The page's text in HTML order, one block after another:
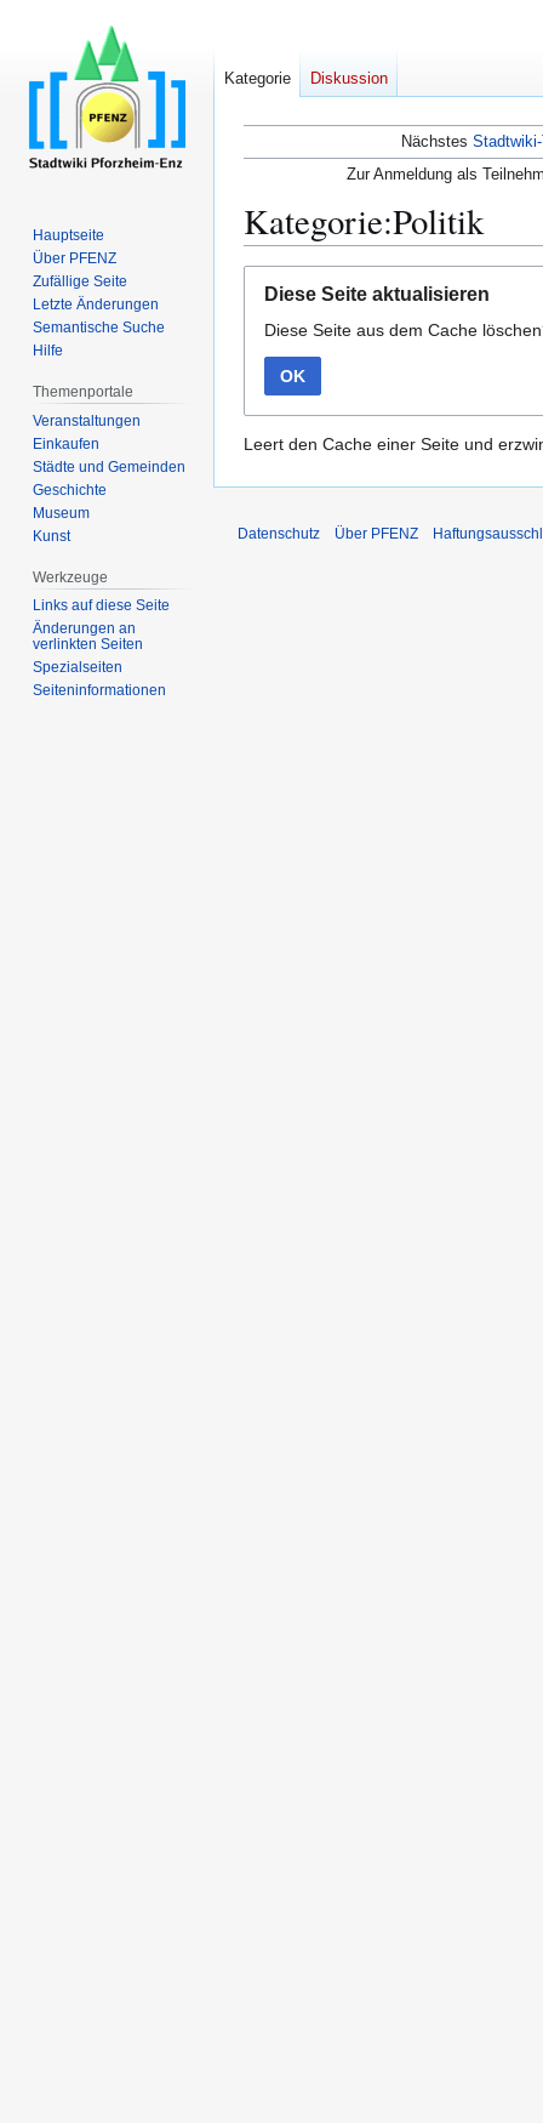
Nächstes
Zur Anmeldung als
Kategorie:Politik
Navigation
springen
Suche
springen
Diese Seite aktualisieren
Diese Seite aus dem Cache
OK
Leert den Cache einer Seite und
Kategorie Diskussion
Hauptseite
Über PFENZ
Zufällige Seite
Letzte Änderungen
Semantische Suche
Hilfe
Themenportale
Veranstaltungen
Einkaufen
Städte und Gemeinden
Geschichte
Museum
Kunst
Werkzeuge
Links auf diese Seite
Änderungen an
verlinkten Seiten
Spezialseiten
Seiten­­informationen
Datenschutz Über PFENZ